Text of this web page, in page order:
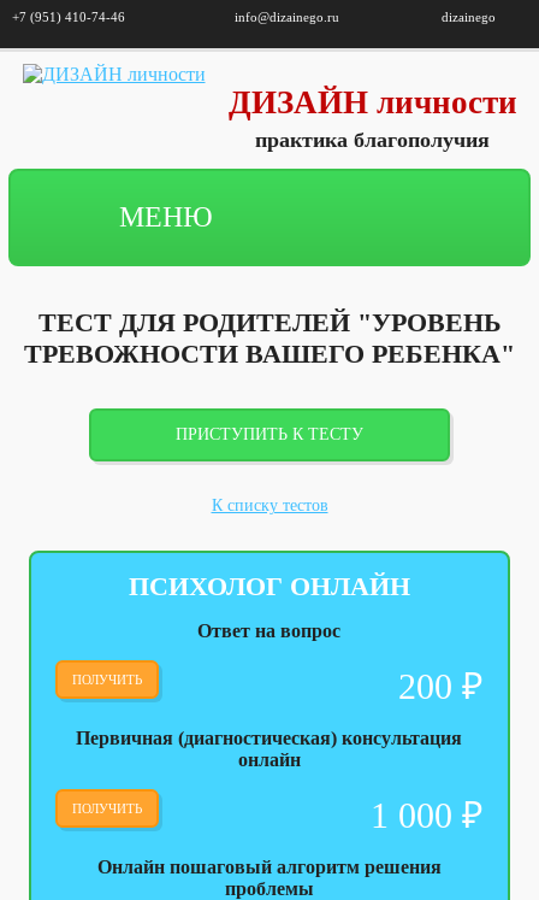
+7 (951) 410-74-46 info@dizainego.ru dizainego
ДИЗАЙН личности
практика благополучия
МЕНЮ
ТЕСТ ДЛЯ РОДИТЕЛЕЙ "УРОВЕНЬ
ТРЕВОЖНОСТИ ВАШЕГО РЕБЕНКА"
ПРИСТУПИТЬ К ТЕСТУ
К списку тестов
ПСИХОЛОГ ОНЛАЙН
Ответ на вопрос
ПОЛУЧИТЬ 200₽
Первичная (диагностическая) консультация
онлайн
ПОЛУЧИТЬ 1 000₽
Онлайн пошаговый алгоритм решения
проблемы